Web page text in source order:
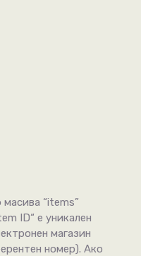
“items”
ID“ е уникален
магазин
номер). Ако